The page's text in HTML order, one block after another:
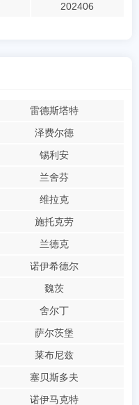
202406
雷德斯塔特
泽费尔德
锡利安
兰舍芬
维拉克
施托克劳
兰德克
诺伊希德尔
魏茨
舍尔丁
萨尔茨堡
莱布尼兹
塞贝斯多夫
诺伊马克特